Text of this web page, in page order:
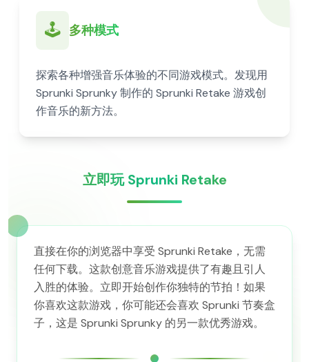
🕹️ 多种模式
探索各种增强音乐体验的不同游戏模式。发现用
Sprunki Sprunky 制作的 Sprunki Retake 游戏创
作音乐的新方法。
立即玩 Sprunki Retake
直接在你的浏览器中享受 Sprunki Retake，无需
任何下载。这款创意音乐游戏提供了有趣且引人
入胜的体验。立即开始创作你独特的节拍！如果
你喜欢这款游戏，你可能还会喜欢 Sprunki 节奏盒
子，这是 Sprunki Sprunky 的另一款优秀游戏。